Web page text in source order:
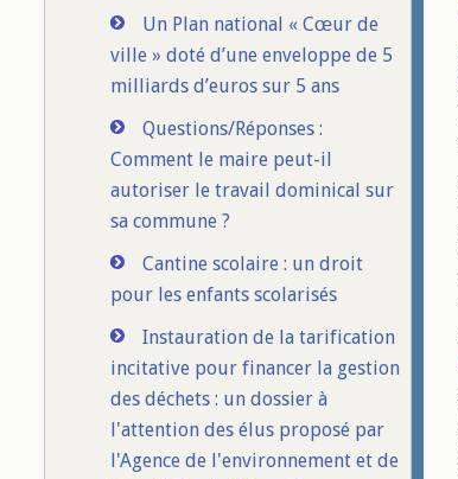
Un Plan national « Cœur de
ville » doté d’une enveloppe de 5
milliards d’euros sur 5 ans
Questions/Réponses :
Comment le maire peut-il
autoriser le travail dominical sur
sa commune ?
Cantine scolaire : un droit
pour les enfants scolarisés
Instauration de la tarification
incitative pour financer la gestion
des déchets : un dossier à
l'attention des élus proposé par
l'Agence de l'environnement et de